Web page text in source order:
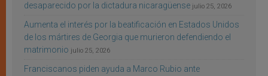
desaparecido por la dictadura nicaragüense julio 25, 2026
Aumenta el interés por la beatificación en Estados Unidos
de los mártires de Georgia que murieron defendiendo el
matrimonio julio 25, 2026
Franciscanos piden ayuda a Marco Rubio ante